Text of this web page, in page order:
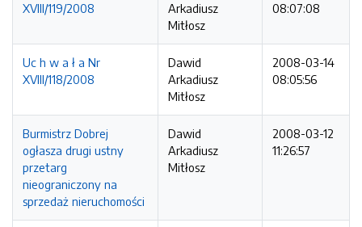
XVIII/119/2008
Arkadiusz
Mitłosz
08:07:08
Uc h w a ł a Nr
XVIII/118/2008
Dawid
Arkadiusz
Mitłosz
2008-03-14
08:05:56
Burmistrz Dobrej
ogłasza drugi ustny
przetarg
nieograniczony na
sprzedaż nieruchomości
Dawid
Arkadiusz
Mitłosz
2008-03-12
11:26:57